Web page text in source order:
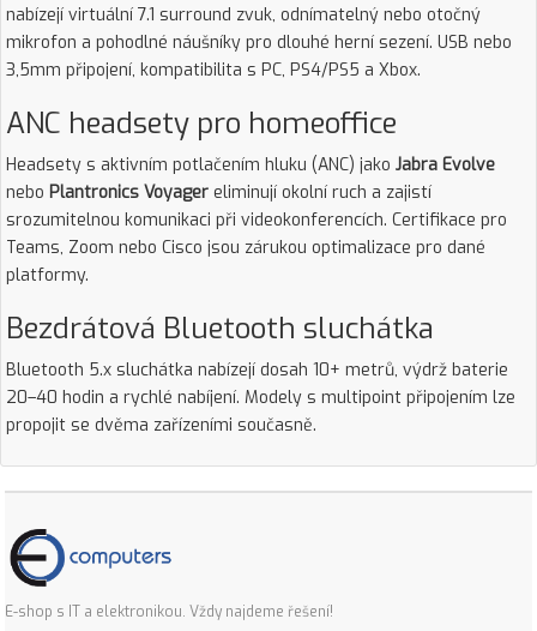
nabízejí virtuální 7.1 surround zvuk, odnímatelný nebo otočný
mikrofon a pohodlné náušníky pro dlouhé herní sezení. USB nebo
3,5mm připojení, kompatibilita s PC, PS4/PS5 a Xbox.
ANC headsety pro homeoffice
Headsety s aktivním potlačením hluku (ANC) jako Jabra Evolve
nebo Plantronics Voyager eliminují okolní ruch a zajistí
srozumitelnou komunikaci při videokonferencích. Certifikace pro
Teams, Zoom nebo Cisco jsou zárukou optimalizace pro dané
platformy.
Bezdrátová Bluetooth sluchátka
Bluetooth 5.x sluchátka nabízejí dosah 10+ metrů, výdrž baterie
20–40 hodin a rychlé nabíjení. Modely s multipoint připojením lze
propojit se dvěma zařízeními současně.
E-shop s IT a elektronikou. Vždy najdeme řešení!